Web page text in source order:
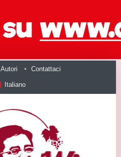
Autori Contattaci
Italiano